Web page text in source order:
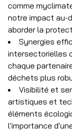
comme
notre impact au-
aborder la
Synergies
intersectorielles
chaque
déchets plus
Visibilité et
artistiques et
éléments
l'importance